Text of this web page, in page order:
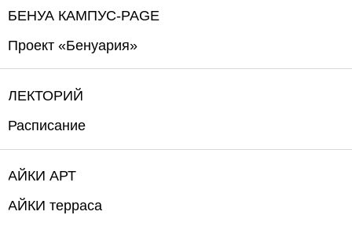
ЛЕКТОРИЙ
Расписание
БЕНУА КАМПУС-PAGE
Проект «Бенуария»
АЙКИ АРТ
АЙКИ терраса